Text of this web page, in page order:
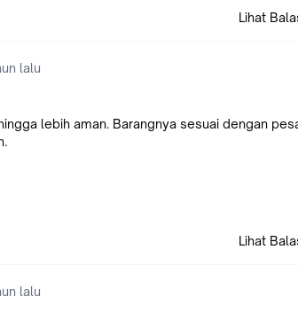
Lihat
lalu
lebih aman. Barangnya sesuai dengan
Lihat
lalu